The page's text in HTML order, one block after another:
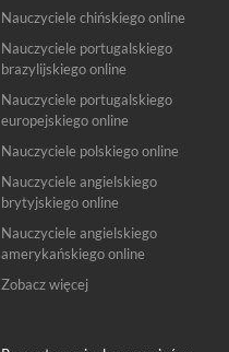
Nauczyciele chińskiego online
Nauczyciele portugalskiego
brazylijskiego online
Nauczyciele portugalskiego
europejskiego online
Nauczyciele polskiego online
Nauczyciele angielskiego
brytyjskiego online
Nauczyciele angielskiego
amerykańskiego online
Zobacz więcej